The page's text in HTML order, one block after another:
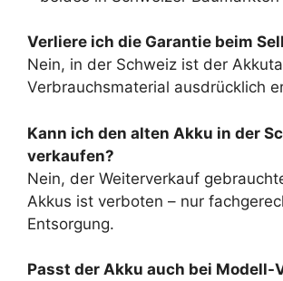
Verliere ich die Garantie beim
Nein, in der Schweiz ist der
Verbrauchsmaterial ausdrücklich
Kann ich den alten Akku in der
verkaufen?
Nein, der Weiterverkauf
Akkus ist verboten – nur
Entsorgung.
Passt der Akku auch bei Modell-